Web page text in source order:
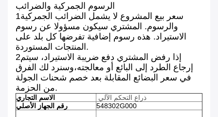
الرسوم الجمركية والضرائب
1سعر بيع المشروع لا يشمل الضرائب الجمركية
والرسوم. المشتري سيكون مسؤولا عن رسوم
الاستيراد. هذه رسوم إضافية تفرضها كل بلد على
المنتجات المستوردة.
2إذا رفض المشتري دفع ضريبة الاستيراد، سيتم
إرجاع الطرد إلى البائع أو معالجته،وسنرد لك الفرق
في سعر البضائع المقابلة بعد خصم شحنات الجولة
من الحزمة.
الاسم التجاري
ذراع التحكم الآلي
رقم الجهاز الأصلي
548302G000